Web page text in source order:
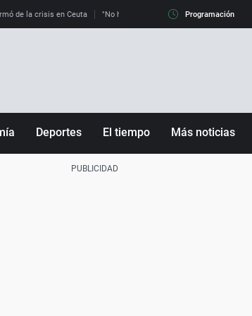
de la crisis en Ceuta "No hay mafias, que no nos engañen":
Programación
Deportes El tiempo Más noticias